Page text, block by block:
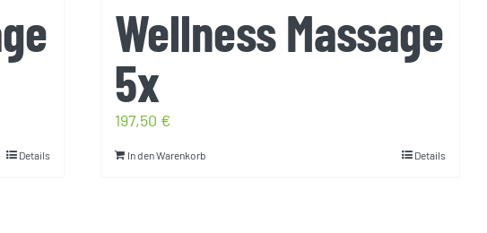
Details
Wellness Massage
5x
197,50 €
In den Warenkorb Details